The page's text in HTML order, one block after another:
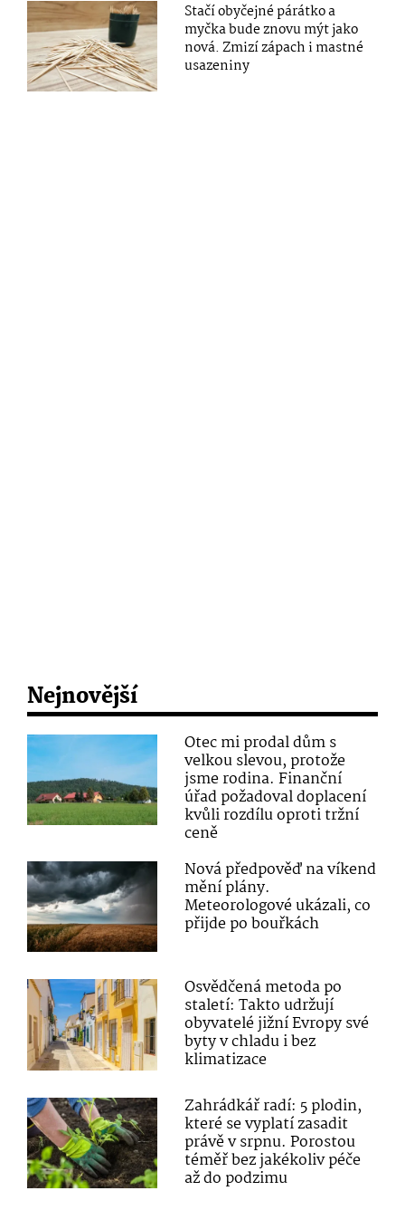
Stačí obyčejné párátko a
myčka bude znovu mýt jako
nová. Zmizí zápach i mastné
usazeniny
Nejnovější
Otec mi prodal dům s
velkou slevou, protože
jsme rodina. Finanční
úřad požadoval doplacení
kvůli rozdílu oproti tržní
ceně
Nová předpověď na víkend
mění plány.
Meteorologové ukázali, co
přijde po bouřkách
Osvědčená metoda po
staletí: Takto udržují
obyvatelé jižní Evropy své
byty v chladu i bez
klimatizace
Zahrádkář radí: 5 plodin,
které se vyplatí zasadit
právě v srpnu. Porostou
téměř bez jakékoliv péče
až do podzimu